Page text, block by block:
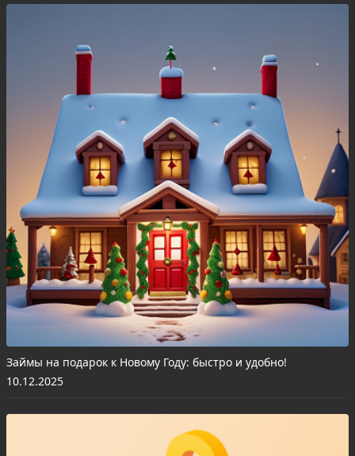
Займы на подарок к Новому Году: быстро и удобно!
10.12.2025